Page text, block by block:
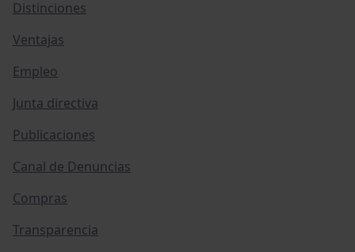
Distinciones
Ventajas
Empleo
Junta directiva
Publicaciones
Canal de Denuncias
Compras
Transparencia